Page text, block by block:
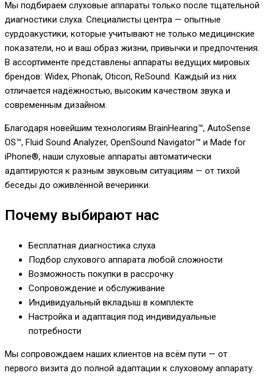
Мы подбираем слуховые аппараты только после тщательной
диагностики слуха. Специалисты центра — опытные
сурдоакустики, которые учитывают не только медицинские
показатели, но и ваш образ жизни, привычки и предпочтения.
В ассортименте представлены аппараты ведущих мировых
брендов: Widex, Phonak, Oticon, ReSound. Каждый из них
отличается надёжностью, высоким качеством звука и
современным дизайном.
Благодаря новейшим технологиям BrainHearing™, AutoSense
OS™, Fluid Sound Analyzer, OpenSound Navigator™ и Made for
iPhone®, наши слуховые аппараты автоматически
адаптируются к разным звуковым ситуациям — от тихой
беседы до оживлённой вечеринки.
Почему выбирают нас
Бесплатная диагностика слуха
Подбор слухового аппарата любой сложности
Возможность покупки в рассрочку
Сопровождение и обслуживание
Индивидуальный вкладыш в комплекте
Настройка и адаптация под индивидуальные
потребности
Мы сопровождаем наших клиентов на всём пути — от
первого визита до полной адаптации к слуховому аппарату.